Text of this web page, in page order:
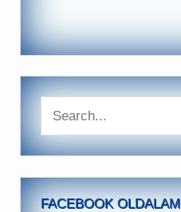
FACEBOOK OLDALAM